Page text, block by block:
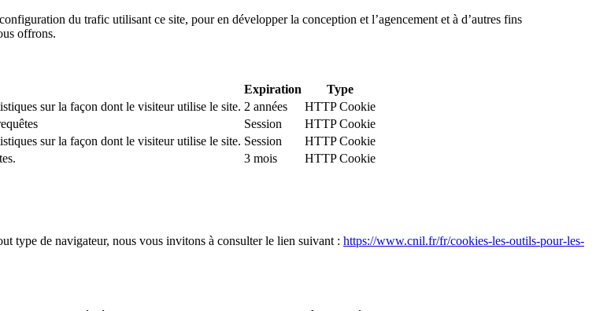
du trafic utilisant ce site, pour en développer la conception et l’agencement et à d’autres fins
offrons.
Expiration
Type
sur la façon dont le visiteur utilise le site. 2 années
HTTP Cookie
Session
HTTP Cookie
sur la façon dont le visiteur utilise le site. Session
HTTP Cookie
3 mois HTTP Cookie
type de navigateur, nous vous invitons à consulter le lien suivant : https://www.cnil.fr/fr/cookies-les-outils-pour-les-